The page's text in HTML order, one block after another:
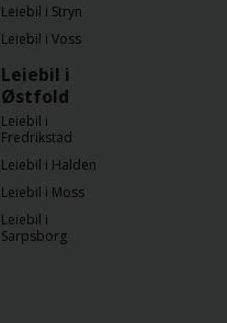
Leiebil i Stryn
Leiebil i Voss
Leiebil i
Østfold
Leiebil i
Fredrikstad
Leiebil i Halden
Leiebil i Moss
Leiebil i
Sarpsborg